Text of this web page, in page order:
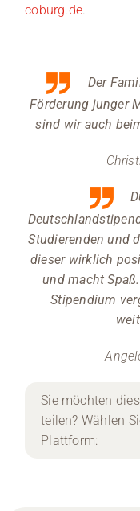
coburg.de.
Der
Förderung junger
sind wir auch
Studierenden und
dieser wirklich
und macht
Stipendium
Sie möchten
teilen? Wählen
Plattform: